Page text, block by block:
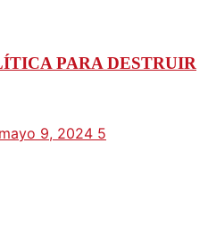
PARA DESTRUIR
mayo 9, 2024 5